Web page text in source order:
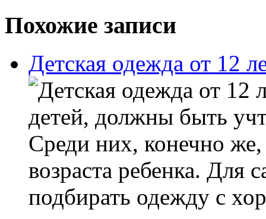
Похожие записи
Детская одежда от 12
детей, должны быть
Среди них, конечно же,
возраста ребенка. Для
подбирать одежду с